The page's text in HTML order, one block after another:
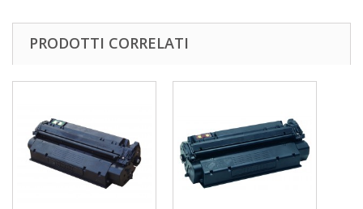
PRODOTTI CORRELATI